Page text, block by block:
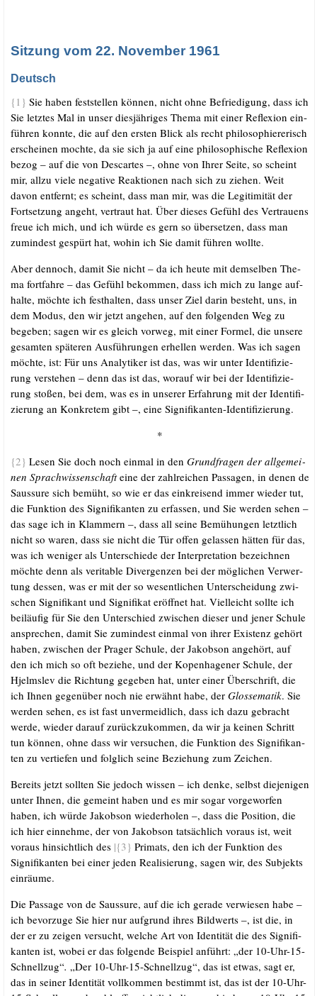
Sitzung vom 22. November 1961
Deutsch
{1} Sie haben fest­stel­len kön­nen, nicht ohne Befrie­di­gung, dass ich
Sie letz­tes Mal in unser dies­jäh­ri­ges The­ma mit einer Refle­xi­on ein­
füh­ren konn­te, die auf den ers­ten Blick als recht phi­lo­so­phie­re­risch
erschei­nen moch­te, da sie sich ja auf eine phi­lo­so­phi­sche Refle­xi­on
bezog – auf die von Des­car­tes –, ohne von Ihrer Sei­te, so scheint
mir, all­zu vie­le nega­ti­ve Reak­tio­nen nach sich zu zie­hen. Weit
davon ent­fernt; es scheint, dass man mir, was die Legi­ti­mi­tät der
Fort­set­zung angeht, ver­traut hat. Über die­ses Gefühl des Ver­trau­ens
freue ich mich, und ich wür­de es gern so über­set­zen, dass man
zumin­dest gespürt hat, wohin ich Sie damit füh­ren wollte.
Aber den­noch, damit Sie nicht – da ich heu­te mit dem­sel­ben The­
ma fort­fah­re – das Gefühl bekom­men, dass ich mich zu lan­ge auf­
hal­te, möch­te ich fest­hal­ten, dass unser Ziel dar­in besteht, uns, in
dem Modus, den wir jetzt ange­hen, auf den fol­gen­den Weg zu
bege­ben; sagen wir es gleich vor­weg, mit einer For­mel, die unse­re
gesam­ten spä­te­ren Aus­füh­run­gen erhel­len wer­den. Was ich sagen
möch­te, ist: Für uns Ana­ly­ti­ker ist das, was wir unter Iden­ti­fi­zie­
rung ver­ste­hen – denn das ist das, wor­auf wir bei der Iden­ti­fi­zie­
rung sto­ßen, bei dem, was es in unse­rer Erfah­rung mit der Iden­ti­fi­
zie­rung an Kon­kre­tem gibt –, eine Signifikanten-Identifizierung.
*
{2} Lesen Sie doch noch ein­mal in den Grund­fra­gen der all­ge­mei­
nen Sprach­wis­sen­schafteine der zahl­rei­chen Pas­sa­gen, in denen de
Sauss­u­re sich bemüht, so wie er das ein­krei­send immer wie­der tut,
die Funk­ti­on des Signi­fi­kan­ten zu erfas­sen, und Sie wer­den sehen –
das sage ich in Klam­mern –, dass all sei­ne Bemü­hun­gen letzt­lich
nicht so waren, dass sie nicht die Tür offen gelas­sen hät­ten für das,
was ich weni­ger als Unter­schie­de der Inter­pre­ta­ti­on bezeich­nen
möch­te denn als veri­ta­ble Diver­gen­zen bei der mög­li­chen Ver­wer­
tung des­sen, was er mit der so wesent­li­chen Unter­schei­dung zwi­
schen Signi­fi­kant und Signi­fi­kat eröff­net hat. Viel­leicht soll­te ich
bei­läu­fig für Sie den Unter­schied zwi­schen die­ser und jener Schu­le
anspre­chen, damit Sie zumin­dest ein­mal von ihrer Exis­tenz gehört
haben, zwi­schen der Pra­ger Schu­le, der Jakobson ange­hört, auf
den ich mich so oft bezie­he, und der Kopen­ha­ge­ner Schu­le, der
Hjelms­lev die Rich­tung gege­ben hat, unter einer Über­schrift, die
ich Ihnen gegen­über noch nie erwähnt habe, der Glos­se­ma­tik. Sie
wer­den sehen, es ist fast unver­meid­lich, dass ich dazu gebracht
wer­de, wie­der dar­auf zurück­zu­kom­men, da wir ja kei­nen Schritt
tun kön­nen, ohne dass wir ver­su­chen, die Funk­ti­on des Signi­fi­kan­
ten zu ver­tie­fen und folg­lich sei­ne Bezie­hung zum Zeichen.
Bereits jetzt soll­ten Sie jedoch wis­sen – ich den­ke, selbst die­je­ni­gen
unter Ihnen, die gemeint haben und es mir sogar vor­ge­wor­fen
haben, ich wür­de Jakobson wie­der­ho­len –, dass die Posi­ti­on, die
ich hier ein­neh­me, der von Jakobson tat­säch­lich vor­aus ist, weit
vor­aus hin­sicht­lich des |{3} Pri­mats, den ich der Funk­ti­on des
Signi­fi­kan­ten bei einer jeden Rea­li­sie­rung, sagen wir, des Sub­jekts
einräume.
Die Pas­sa­ge von de Sauss­u­re, auf die ich gera­de ver­wie­sen habe –
ich bevor­zu­ge Sie hier nur auf­grund ihres Bild­werts –, ist die, in
der er zu zei­gen ver­sucht, wel­che Art von Iden­ti­tät die des Signi­fi­
kan­ten ist, wobei er das fol­gen­de Bei­spiel anführt: „der 10-Uhr-15-
Schnell­zug“. „Der 10-Uhr-15-Schnell­zug“, das ist etwas, sagt er,
das in sei­ner Iden­ti­tät voll­kom­men bestimmt ist, das ist der 10-Uhr-